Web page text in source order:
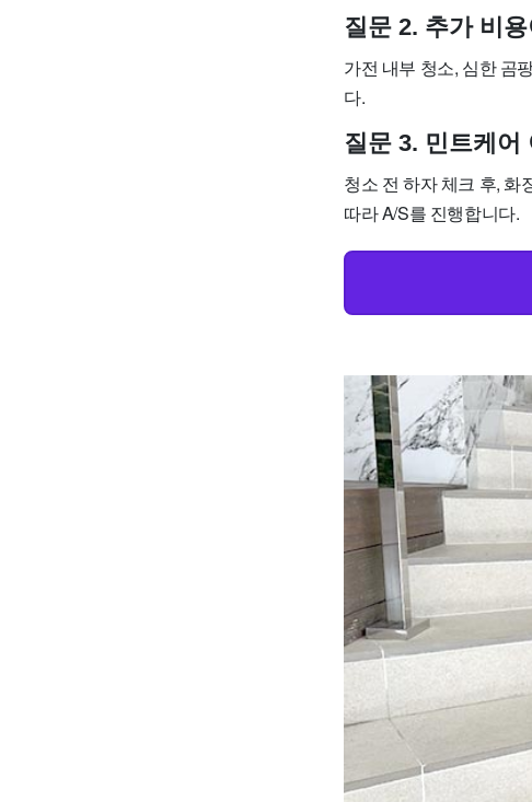
질문 2. 추가 비
가전 내부 청소, 심한 곰
다.
질문 3. 민트케어
청소 전 하자 체크 후, 화
따라 A/S를 진행합니다.